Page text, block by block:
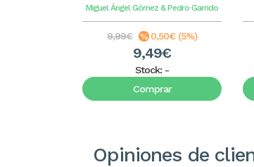
Miguel Ángel Gómez & Pedro Garrido
9,99€ 0,50€ (5%)
9,49€
Stock: -
Comprar
Opiniones de